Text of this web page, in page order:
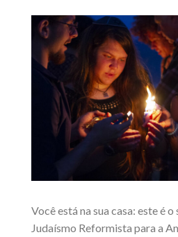
Você está na sua casa: este é
Judaísmo Reformista para a